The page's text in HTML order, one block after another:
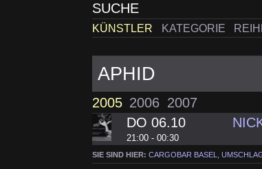
SUCHE
KÜNSTLER KATEGORIE
APHID
2005 2006 2007
DO 06.10
21:00 - 00:30
SIE SIND HIER:CARGOBAR BASEL,